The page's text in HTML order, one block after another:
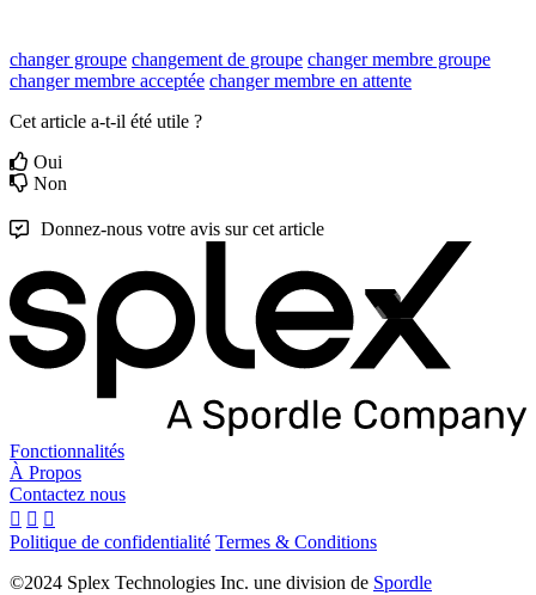
changer groupe changement de groupe changer membre groupe
changer membre acceptée changer membre en attente
Cet article a-t-il été utile ?
Oui
Non
Donnez-nous votre avis sur cet article
Fonctionnalités
À Propos
Contactez nous
Politique de confidentialité Termes & Conditions
©2024 Splex Technologies Inc. une division de Spordle